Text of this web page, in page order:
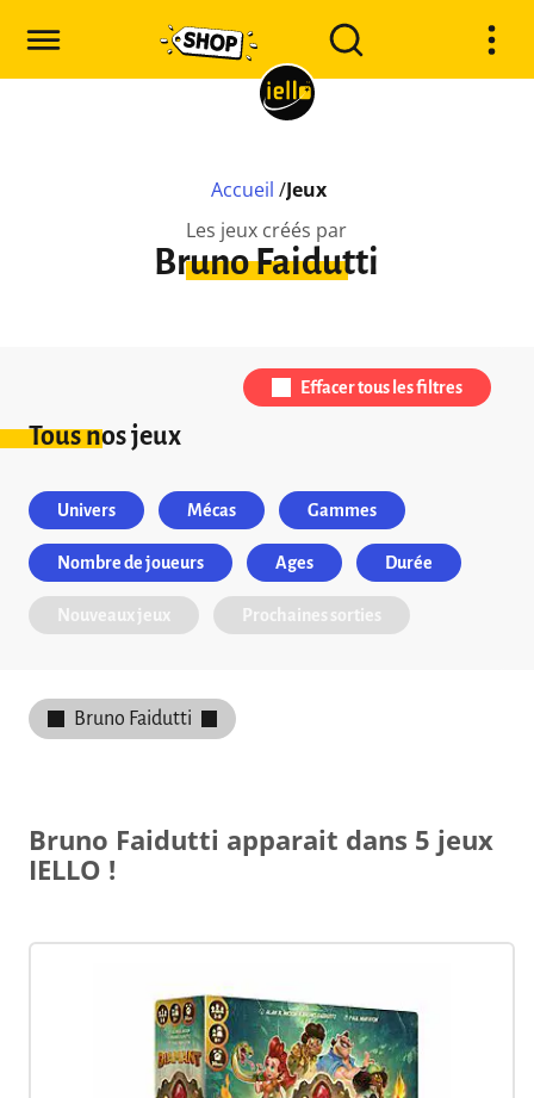
Accueil /Jeux
Les jeux créés par
Bruno Faidutti
Tous nos jeux
Effacer tous les filtres
Univers Mécas Gammes
Nombre de joueurs Ages Durée
Nouveaux jeux Prochaines sorties
Bruno Faidutti
Bruno Faidutti apparait dans 5 jeux
IELLO !